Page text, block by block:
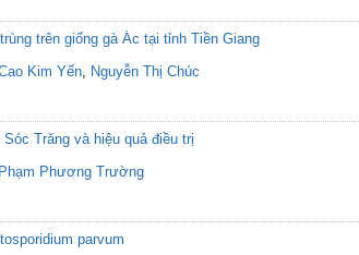
trên giống gà Ác tại tỉnh Tiền Giang
Kim Yến, Nguyễn Thị Chúc
Trăng và hiệu quả điều trị
Phạm Phương Trường
parvum